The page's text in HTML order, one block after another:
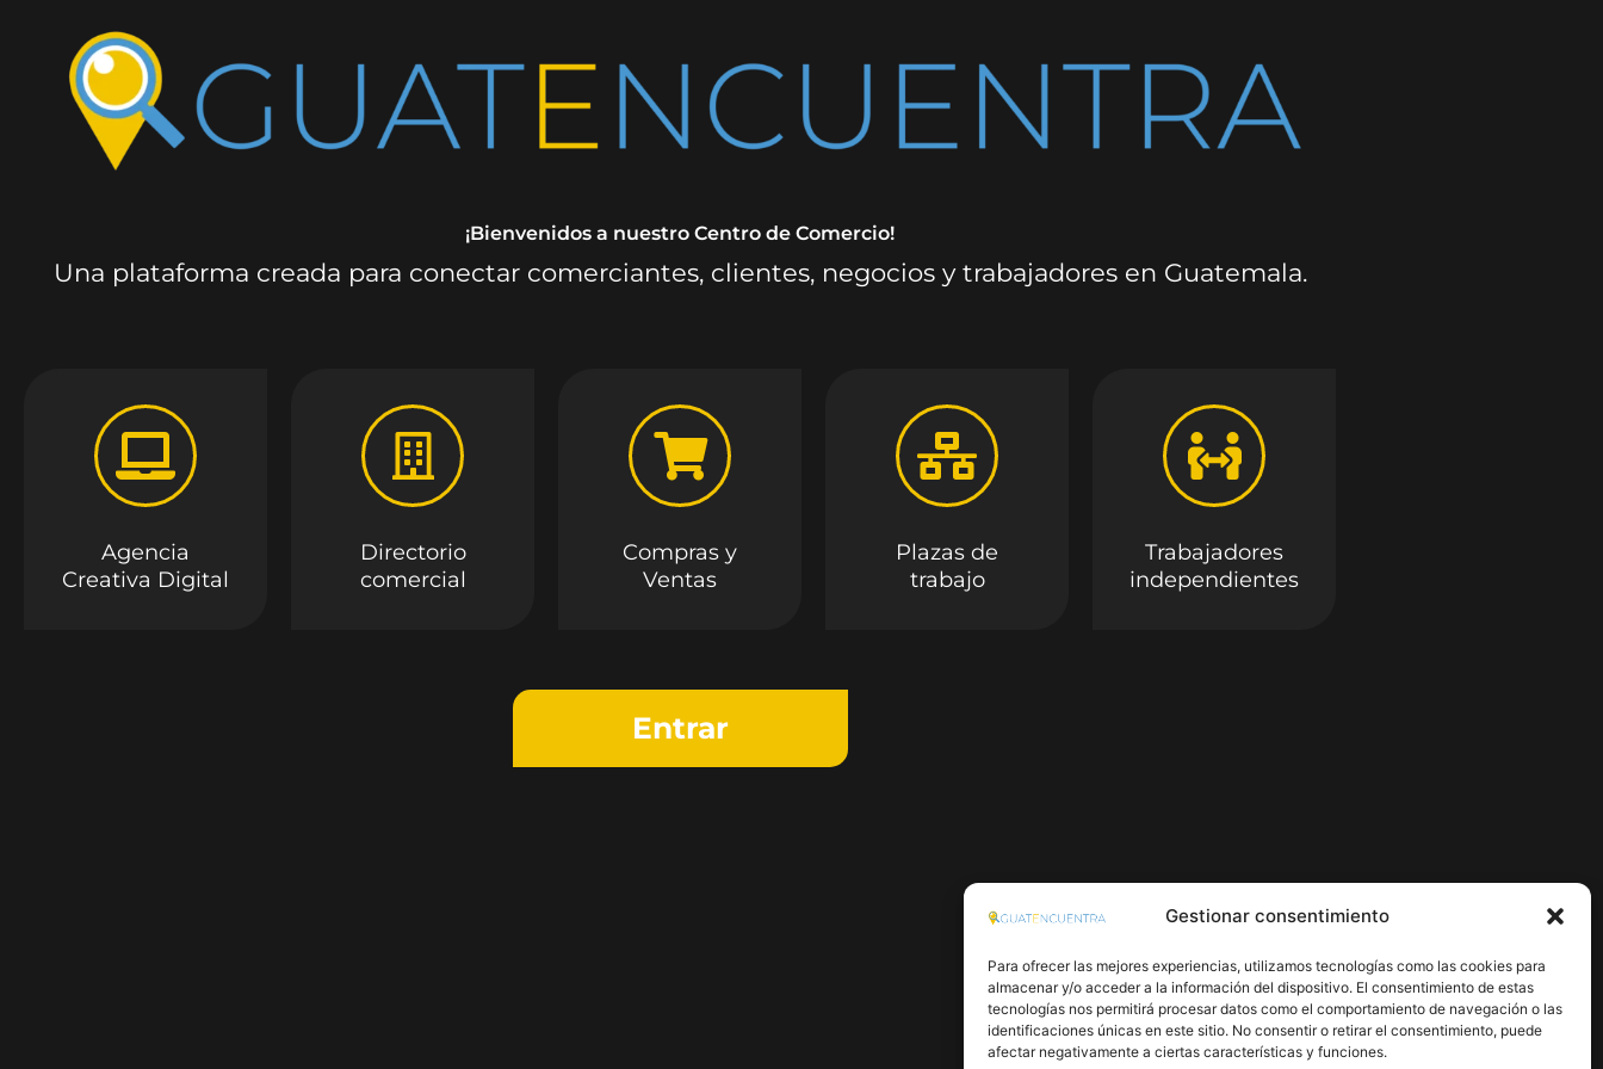
Gestionar consentimiento
Para ofrecer las mejores experiencias, utilizamos tecnologías como las cookies para
almacenar y/o acceder a la información del dispositivo. El consentimiento de estas
tecnologías nos permitirá procesar datos como el comportamiento de navegación o las
identificaciones únicas en este sitio. No consentir o retirar el consentimiento, puede
afectar negativamente a ciertas características y funciones.
¡Bienvenidos a nuestro Centro de Comercio!
Una plataforma creada para conectar comerciantes, clientes, negocios y trabajadores en Guatemala.
Agencia
Creativa Digital
Directorio
comercial
Compras y
Ventas
Plazas de
trabajo
Trabajadores
independientes
Entrar